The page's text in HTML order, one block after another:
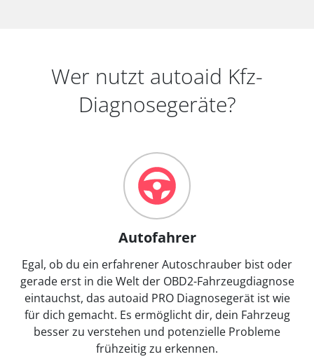
Wer nutzt autoaid Kfz-
Diagnosegeräte?
Autofahrer
Egal, ob du ein erfahrener Autoschrauber bist oder
gerade erst in die Welt der OBD2-Fahrzeugdiagnose
eintauchst, das autoaid PRO Diagnosegerät ist wie
für dich gemacht. Es ermöglicht dir, dein Fahrzeug
besser zu verstehen und potenzielle Probleme
frühzeitig zu erkennen.